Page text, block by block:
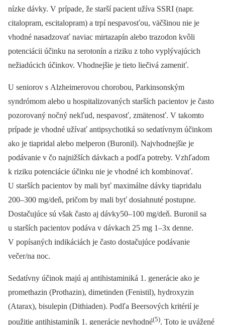
nízke dávky. V prípade, že starší pacient užíva SSRI (napr.
citalopram, escitalopram) a trpí nespavosťou, väčšinou nie je
vhodné nasadzovať naviac mirtazapín alebo trazodon kvôli
potenciácii účinku na serotonín a riziku z toho vyplývajúcich
nežiadúcich účinkov. Vhodnejšie je tieto liečivá zameniť.
U seniorov s Alzheimerovou chorobou, Parkinsonským
syndrómom alebo u hospitalizovaných starších pacientov je často
pozorovaný nočný nekľud, nespavosť, zmätenosť. V takomto
prípade je vhodné užívať antipsychotiká so sedatívnym účinkom
ako je tiapridal alebo melperon (Buronil). Najvhodnejšie je
podávanie v čo najnižších dávkach a podľa potreby. Vzhľadom
k riziku potenciácie účinku nie je vhodné ich kombinovať.
U starších pacientov by mali byť maximálne dávky tiapridalu
200–300 mg/deň, pričom by mali byť dosiahnuté postupne.
Dostačujúce sú však často aj dávky50–100 mg/deň. Buronil sa
u starších pacientov podáva v dávkach 25 mg 1–3x denne.
V popísaných indikáciách je často dostačujúce podávanie
večer/na noc.
Sedatívny účinok majú aj antihistaminiká 1. generácie ako je
promethazin (Prothazin), dimetinden (Fenistil), hydroxyzin
(Atarax), bisulepin (Dithiaden). Podľa Beersových kritérií je
použitie antihistaminík 1. generácie nevhodné(5). Toto je uvážené